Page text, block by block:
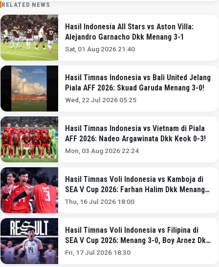
RELATED NEWS
Hasil Indonesia All Stars vs Aston Villa:
Alejandro Garnacho Dkk Menang 3-1
Sat, 01 Aug 2026 21:40
Hasil Timnas Indonesia vs Bali United Jelang
Piala AFF 2026: Skuad Garuda Menang 3-0!
Wed, 22 Jul 2026 05:25
Hasil Timnas Indonesia vs Vietnam di Piala
AFF 2026: Nadeo Argawinata Dkk Keok 0-3!
Mon, 03 Aug 2026 22:24
Hasil Timnas Voli Indonesia vs Kamboja di
SEA V Cup 2026: Farhan Halim Dkk Menang
3-0!
Thu, 16 Jul 2026 18:00
Hasil Timnas Voli Indonesia vs Filipina di
SEA V Cup 2026: Menang 3-0, Boy Arnez Dkk
Lolos Semifinal!
Fri, 17 Jul 2026 18:30